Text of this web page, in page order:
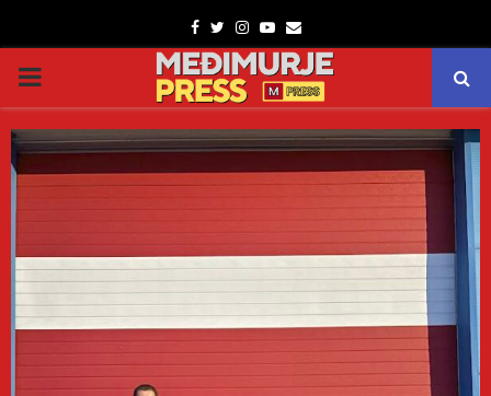
Facebook
TwitterInstagram
Youtube
Email
PRIMARY
MENU